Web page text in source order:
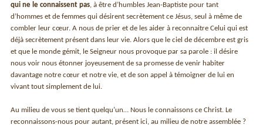
qui ne le connaissent pas , à être d’humbles Jean-Baptiste pour tant
d’hommes et de femmes qui désirent secrètement ce Jésus, seul à même de
combler leur cœur. A nous de prier et de les aider à reconnaitre Celui qui est
déjà secrètement présent dans leur vie. Alors que le ciel de décembre est gris
et que le monde gémit, le Seigneur nous provoque par sa parole : il désire
nous voir nous étonner joyeusement de sa promesse de venir habiter
davantage notre cœur et notre vie, et de son appel à témoigner de lui en
vivant tout simplement de lui.
Au milieu de vous se tient quelqu’un… Nous le connaissons ce Christ. Le
reconnaissons-nous pour autant, présent ici, au milieu de notre assemblée ?